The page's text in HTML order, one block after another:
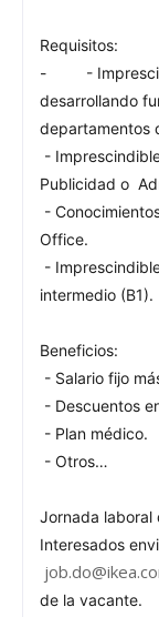
Requisitos:
- -
desarrollando
departamentos
-
Publicidad o
-
Office.
-
intermedio (B1).
Beneficios:
- Salario fijo
- Descuentos
- Plan médico.
- Otros…
Jornada laboral
Interesados
de la vacante.